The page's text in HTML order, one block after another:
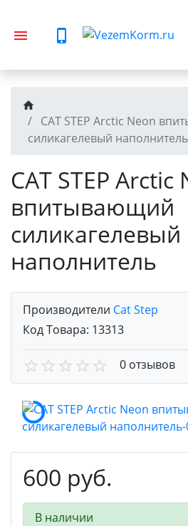
CAT STEP Arctic Neon
силикагелевый наполнитель
CAT STEP Arctic
впитывающий
силикагелевый
наполнитель
Производители Cat Step
Код Товара: 13313
0 отзывов
600 руб.
В наличии